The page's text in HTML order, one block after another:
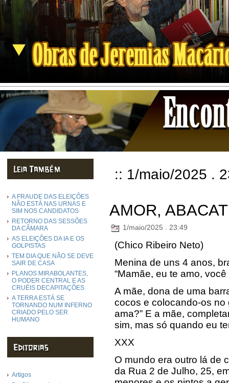
A FRAUDE DAS ELEIÇÕES
NÃO ESTÁ NAS URNAS E
SIM NOS CANDIDATOS
RETORNO DAS SESSÕES
DA CÂMARA
AS ELEIÇÕES DA IA E OS
GOLPISTAS
TEM DIA QUE NÃO SE DEVE
SAIR DE CASA
PLANOS MIRABOLANTES,
O PODER CENTRAL E AS
CRUÉIS DECAPITAÇÕES
A TERRA ESTÁ SE
TORNANDO NUM INFERNO
CRIADO PELO SER
HUMANO
Artigos
:: 1/maio/2025 .
AMOR,
1/maio/2025 . 23:49
(Chico Ribeiro Neto)
Menina de uns 4 anos,
“Mamãe, eu te amo, você
A mãe, dona de uma
cocos e colocando-os no
ama?” E a mãe,
sim, mas só quando eu
XXX
O mundo era outro lá de
da Rua 2 de Julho, 25,